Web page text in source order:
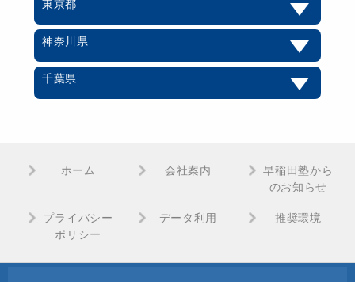
東京都
神奈川県
千葉県
ホーム 会社案内
早稲田塾から
のお知らせ
プライバシー
ポリシー
データ利用 推奨環境